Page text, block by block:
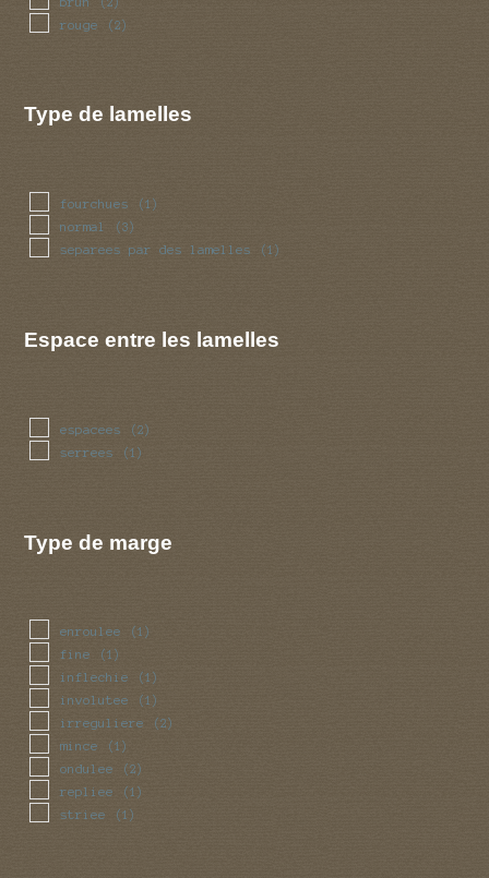
rouge (2)
Type de lamelles
fourchues (1)
normal (3)
separees par des lamelles (1)
Espace entre les lamelles
espacees (2)
serrees (1)
Type de marge
enroulee (1)
fine (1)
inflechie (1)
involutee (1)
irreguliere (2)
mince (1)
ondulee (2)
repliee (1)
striee (1)